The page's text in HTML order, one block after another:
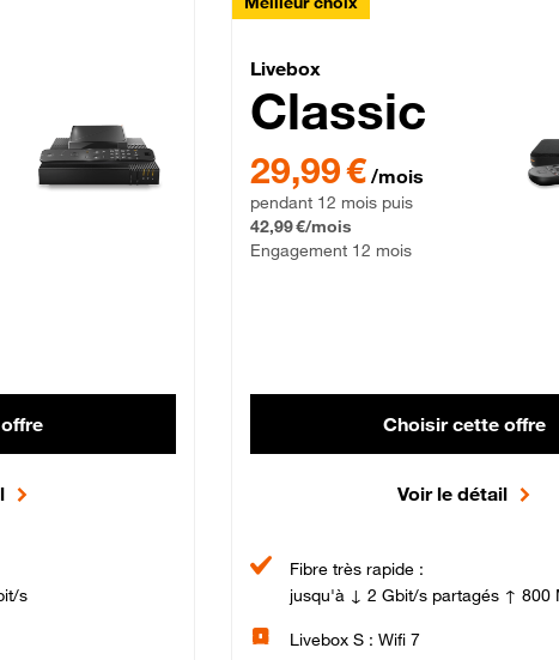
Livebox Lite Fibre
mois
s
Livebox Classic
Livebox
Classic
29,99 € par mois pendant 12 mois puis
29,99 € /mois
pendant 12 mois puis
42,99 €/mois
Engagement 12 mois
Choisir cette offre
Voir le détail
Fibre très rapide :
jusqu'à ↓ 2 Gbit/s partagés ↑ 800
Livebox S : Wifi 7